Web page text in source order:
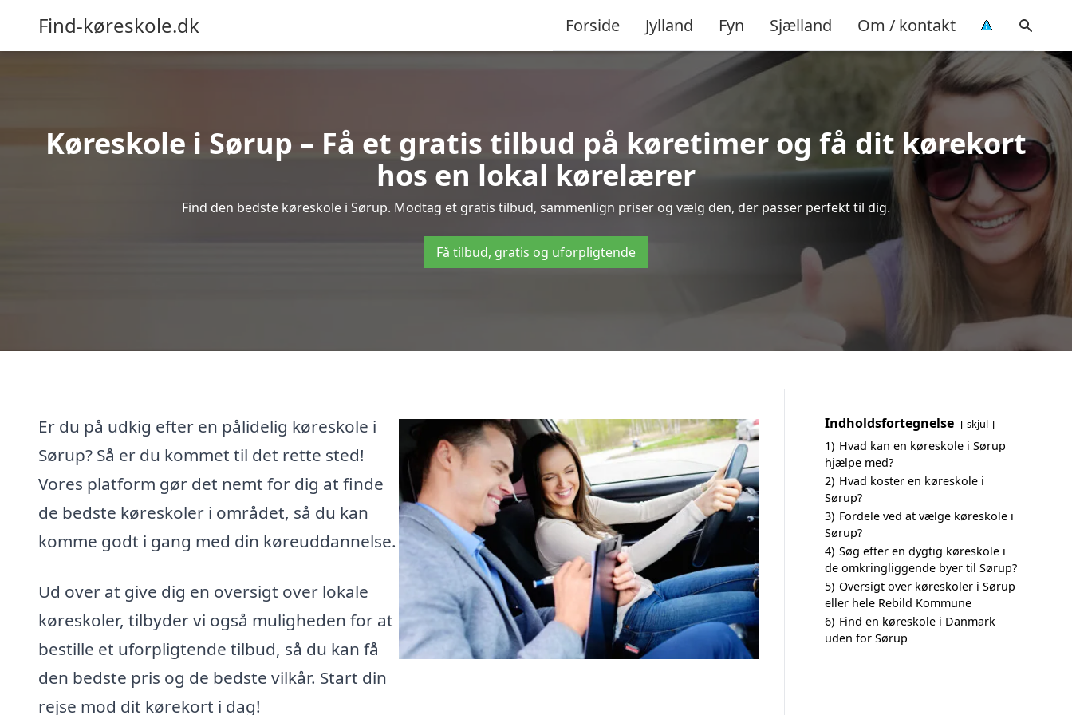
Find-køreskole.dk Forside Jylland Fyn Sjælland Om / kontakt
Køreskole i Sørup – Få et gratis tilbud på køretimer og få dit kørekort
hos en lokal kørelærer
Find den bedste køreskole i Sørup. Modtag et gratis tilbud, sammenlign priser og vælg den, der passer perfekt til dig.
Få tilbud, gratis og uforpligtende
Er du på udkig efter en pålidelig køreskole i
Sørup? Så er du kommet til det rette sted!
Vores platform gør det nemt for dig at finde
de bedste køreskoler i området, så du kan
komme godt i gang med din køreuddannelse.
Ud over at give dig en oversigt over lokale
køreskoler, tilbyder vi også muligheden for at
bestille et uforpligtende tilbud, så du kan få
den bedste pris og de bedste vilkår. Start din
rejse mod dit kørekort i dag!
Indholdsfortegnelse skjul
1) Hvad kan en køreskole i Sørup
hjælpe med?
2) Hvad koster en køreskole i
Sørup?
3) Fordele ved at vælge køreskole i
Sørup?
4) Søg efter en dygtig køreskole i
de omkringliggende byer til Sørup?
5) Oversigt over køreskoler i Sørup
eller hele Rebild Kommune
6) Find en køreskole i Danmark
uden for Sørup